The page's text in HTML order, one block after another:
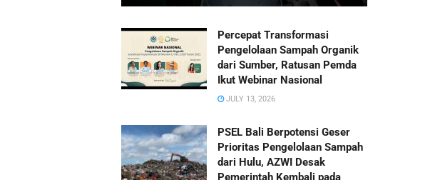
Percepat Transformasi
Pengelolaan Sampah Organik
dari Sumber, Ratusan Pemda
Ikut Webinar Nasional
JULY 13, 2026
PSEL Bali Berpotensi Geser
Prioritas Pengelolaan Sampah
dari Hulu, AZWI Desak